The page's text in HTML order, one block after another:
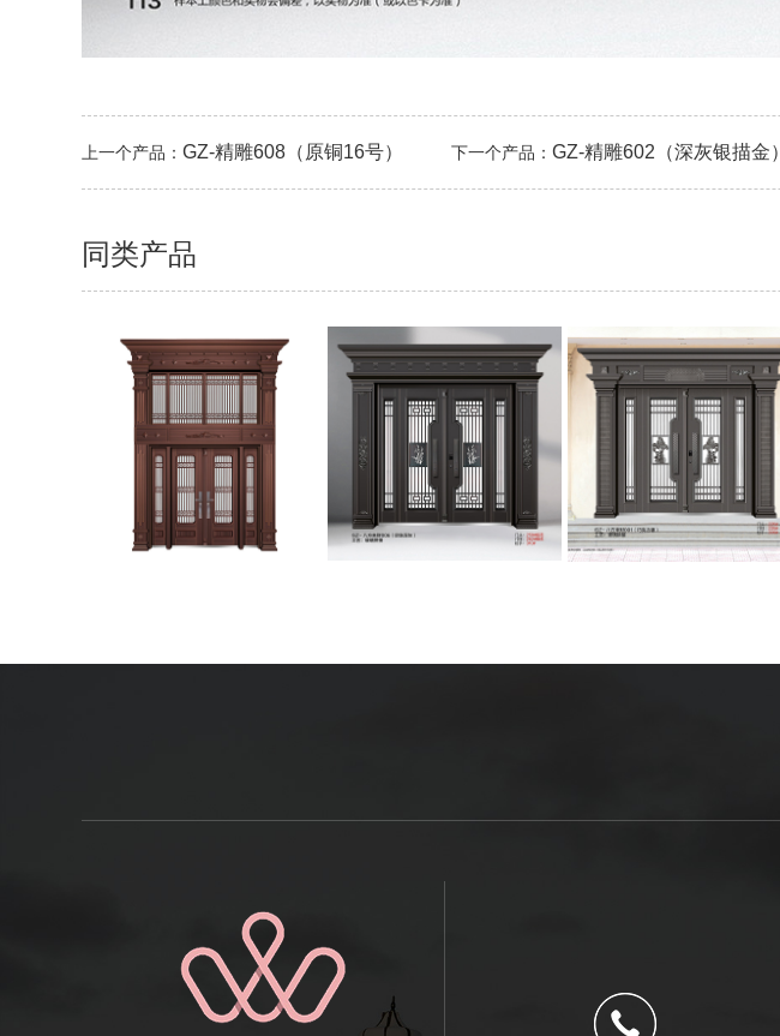
上一个产品： GZ-精雕608（原铜16号） 下一个产品： GZ-精雕602（深灰银描金）
同类产品